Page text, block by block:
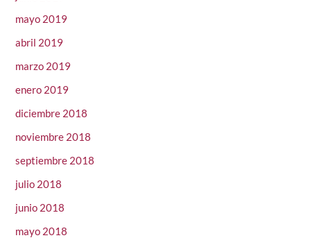
mayo 2019
abril 2019
marzo 2019
enero 2019
diciembre 2018
noviembre 2018
septiembre 2018
julio 2018
junio 2018
mayo 2018